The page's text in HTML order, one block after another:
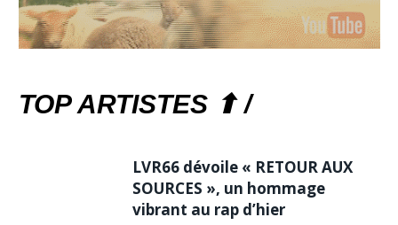
TOP ARTISTES ⬆ /
LVR66 dévoile « RETOUR AUX
SOURCES », un hommage
vibrant au rap d’hier